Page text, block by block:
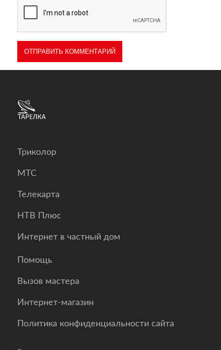
Триколор
МТС
Телекарта
НТВ Плюс
Интернет в частный дом
Помощь
Вызов мастера
Интернет-магазин
Политика конфиденциальности сайта